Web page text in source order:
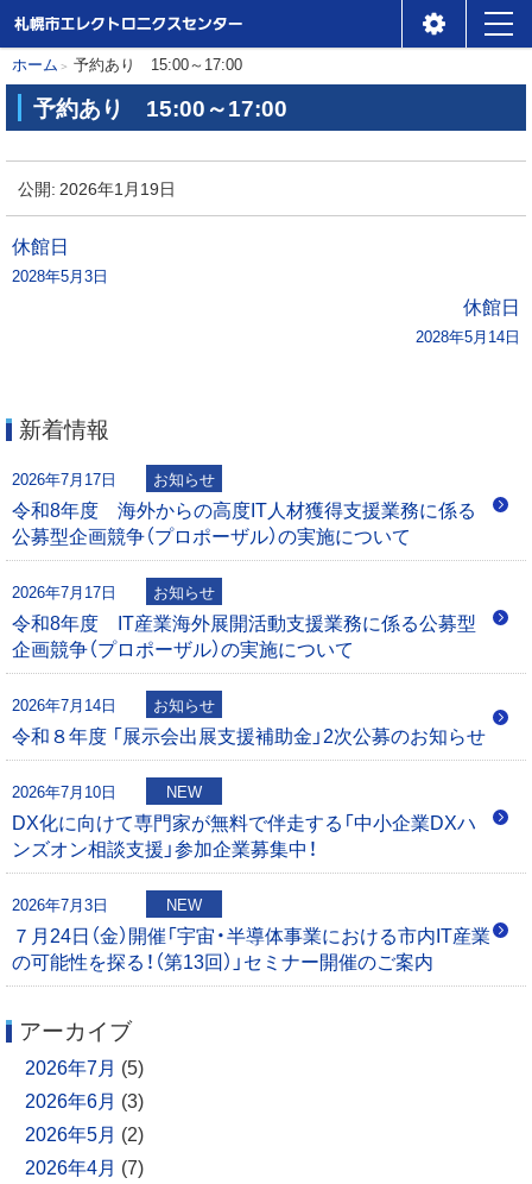
本
へ
札幌市エレクトロニクスセ
ンター
ニ
ュ
ー
現
在
位
置
の
階
層
ホーム 予約あり 15:00～17:00
予約あり 15:00～17:00
予
約
あ
り
0
～
1
0
0
公開:2026年1月19日
投
ー
シ
ョ
ン
休館日
2028年5月3日
休館日
2028年5月14日
新着情報
2026年7月17日 お知らせ
令和8年度 海外からの高度IT人材獲得支援業務に係る
公募型企画競争（プロポーザル）の実施について
2026年7月17日 お知らせ
令和8年度 IT産業海外展開活動支援業務に係る公募型
企画競争（プロポーザル）の実施について
2026年7月14日 お知らせ
令和８年度 「展示会出展支援補助金」2次公募のお知らせ
2026年7月10日 NEW
DX化に向けて専門家が無料で伴走する「中小企業DXハ
ンズオン相談支援」参加企業募集中！
2026年7月3日 NEW
７月24日（金）開催「宇宙・半導体事業における市内IT産業
の可能性を探る！（第13回）」セミナー開催のご案内
アーカイブ
2026年7月 (5)
2026年6月 (3)
2026年5月 (2)
2026年4月 (7)